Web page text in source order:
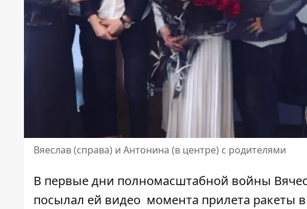
Вяеслав (справа) и Антонина (в центре) с родителями
В первые дни полномасштабной войны
посылал ей видео момента прилета ракеты